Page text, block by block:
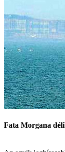
Fata Morgana